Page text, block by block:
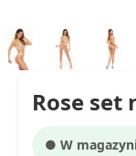
Rose set
● W